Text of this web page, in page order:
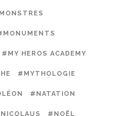
#MY HEROS ACADEMY
#MYTHOLOGIE
#NATATION
#NOËL